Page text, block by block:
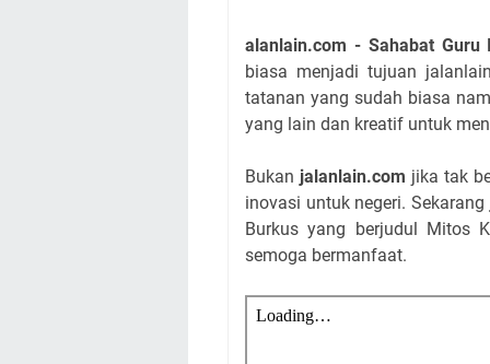
alanlain.com - Sahabat Guru
biasa menjadi tujuan
tatanan yang sudah biasa
yang lain dan kreatif untuk
Bukan jalanlain.com jika tak
inovasi untuk negeri. Sekarang
Burkus yang berjudul Mitos
semoga bermanfaat.